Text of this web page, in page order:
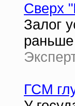
Сверх
Залог
раньше
ГСМ